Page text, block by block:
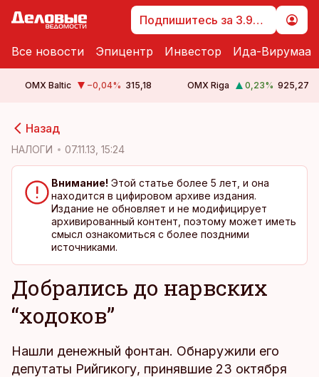
Подпишитесь за 3.99 €
Все новости Эпицентр Инвестор Ида-Вирумаа
OMX Baltic −0,04% 315,18 OMX Riga 0,23% 925,27
Назад
НАЛОГИ 07.11.13, 15:24
Внимание! Этой статье более 5 лет, и она
находится в цифировом архиве издания.
Издание не обновляет и не модифицирует
архивированный контент, поэтому может иметь
смысл ознакомиться с более поздними
источниками.
Добрались до нарвских
“ходоков”
Нашли денежный фонтан. Обнаружили его
депутаты Рийгикогу, принявшие 23 октября